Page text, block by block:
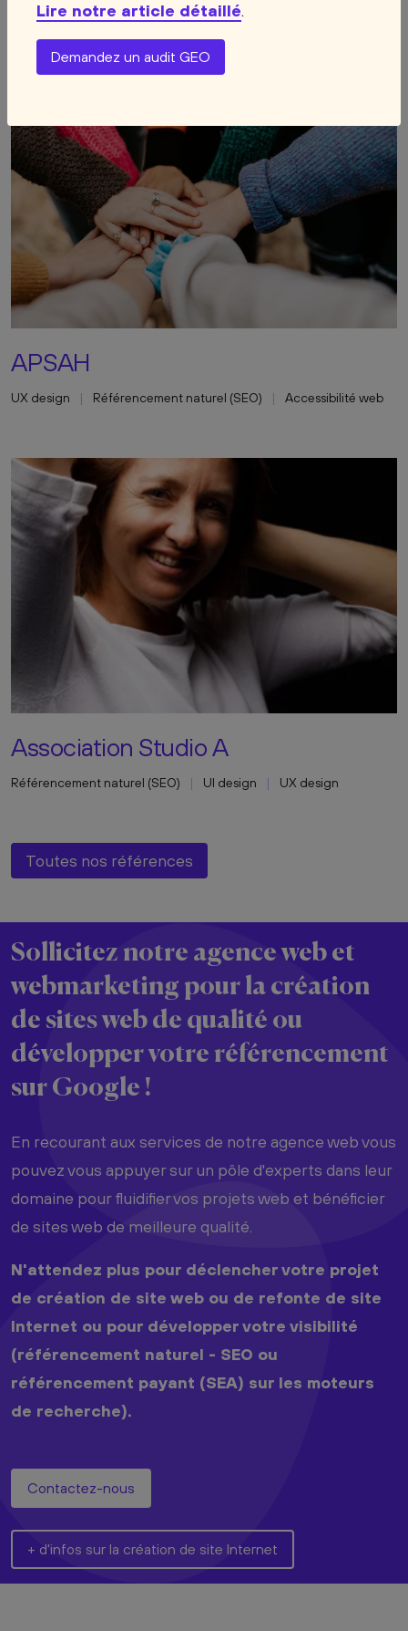
AMO web Accessibilité web AMOE web
APSAH
UX design Référencement naturel (SEO) Accessibilité web
Association Studio A
Référencement naturel (SEO) UI design UX design
Toutes nos références
Sollicitez notre agence web et
webmarketing pour la création
de sites web de qualité ou
développer votre référencement
sur Google !
En recourant aux services de notre agence web vous
pouvez vous appuyer sur un pôle d'experts dans leur
domaine pour fluidifier vos projets web et bénéficier
de sites web de meilleure qualité.
N'attendez plus pour déclencher votre projet
de création de site web ou de refonte de site
Internet ou pour développer votre visibilité
(référencement naturel - SEO ou
référencement payant (SEA) sur les moteurs
de recherche).
Contactez-nous
+ d'infos sur la création de site Internet
Lire notre article détaillé.
Demandez un audit GEO